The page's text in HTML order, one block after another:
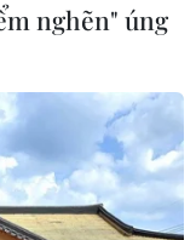
nghẽn" úng